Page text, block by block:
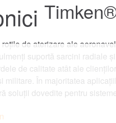
de aterizare ale
suportă sarcini radiale
de calitate atât ale
militare. În majoritatea
soluții dovedite pentru